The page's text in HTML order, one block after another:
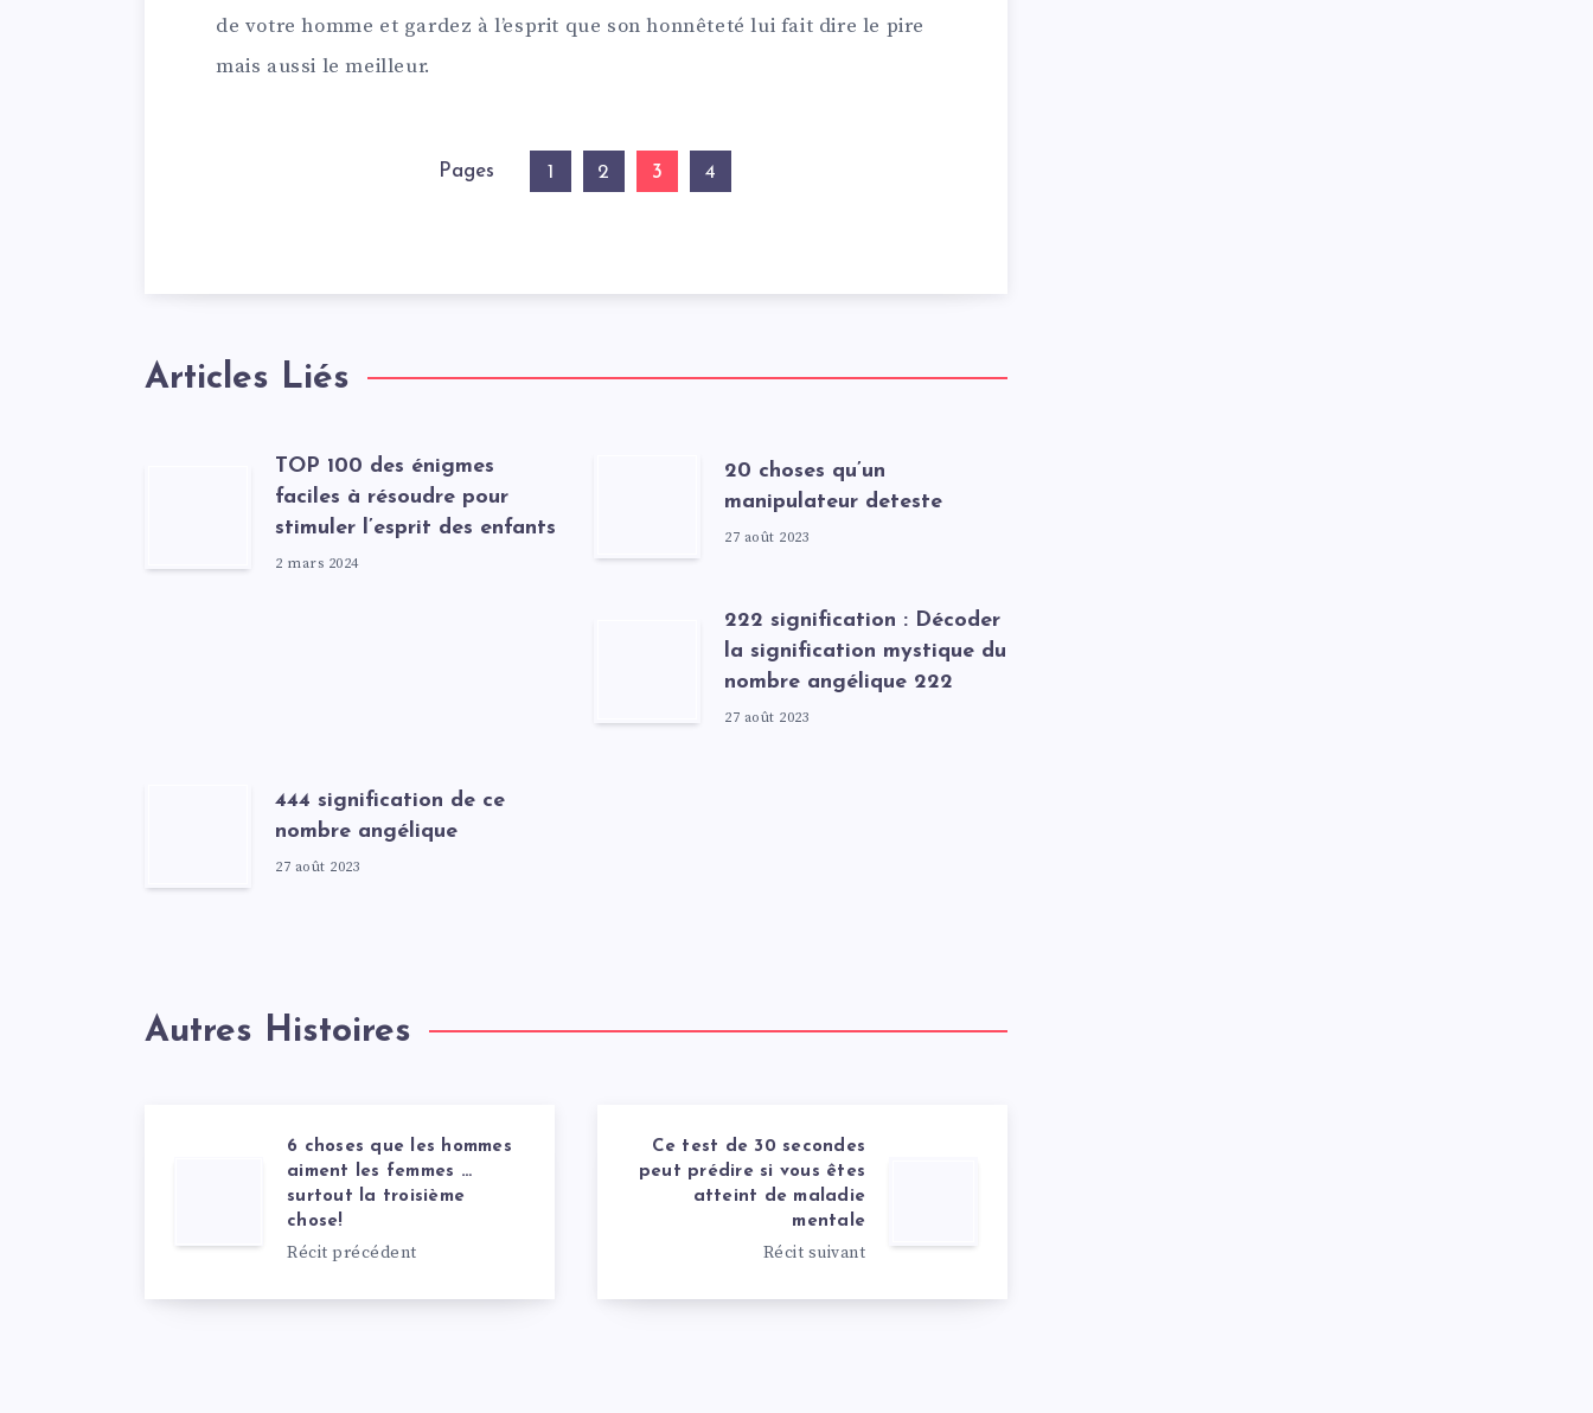
de votre homme et gardez à l’esprit que son honnêteté lui fait dire le pire
mais aussi le meilleur.
Pages 1 2 3 4
Articles Liés
TOP 100 des énigmes
faciles à résoudre pour
stimuler l’esprit des enfants
2 mars 2024
20 choses qu’un
manipulateur deteste
27 août 2023
222 signification : Décoder
la signification mystique du
nombre angélique 222
27 août 2023
444 signification de ce
nombre angélique
27 août 2023
Autres Histoires
Ce test de 30 secondes
peut prédire si vous êtes
atteint de maladie
mentale
Récit suivant
6 choses que les hommes
aiment les femmes …
surtout la troisième
chose!
Récit précédent